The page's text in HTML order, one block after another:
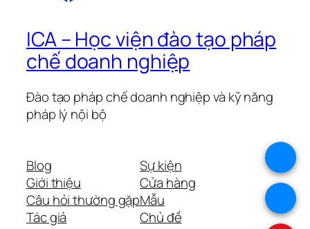
ICA – Học viện đào tạo pháp
chế doanh nghiệp
Đào tạo pháp chế doanh nghiệp và kỹ năng
pháp lý nội bộ
Blog
Giới thiệu
Câu hỏi thường gặp
Tác giả
Sự kiện
Cửa hàng
Mẫu
Chủ đề